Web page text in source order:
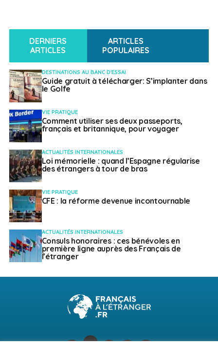
DERNIERS
ARTICLES
ARTICLES
POPULAIRES
DESTINATIONS AU BANC D'ESSAI
Guide gratuit à télécharger: S’implanter dans
le Golfe
VIE PRATIQUE
Comment utiliser ses deux passeports,
français et britannique, pour voyager
ACTUALITÉS INTERNATIONALES
Loi mémorielle : quand l’Espagne régularise
des étrangers à tour de bras
VIE PRATIQUE
CFE : la réforme devenue incontournable
ACTUALITÉS INTERNATIONALES
Consuls honoraires : ces bénévoles en
première ligne auprès des Français de
l’étranger